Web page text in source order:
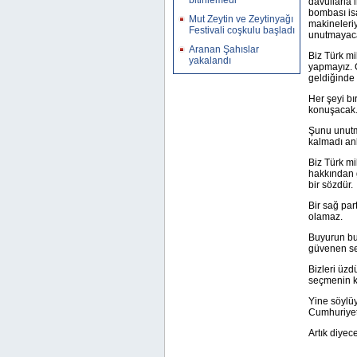
Mut Zeytin ve Zeytinyağı
Festivali coşkulu başladı
Aranan Şahıslar
yakalandı
bombası
Biz Türk
yapmayız.
geldiğinde
Her şeyi
Şunu
kalmadı
Biz Türk
hakkından
bir sözdür.
Bir sağ
olamaz.
Buyurun
güvenen
Bizleri
seçmenin
Yine
Artık